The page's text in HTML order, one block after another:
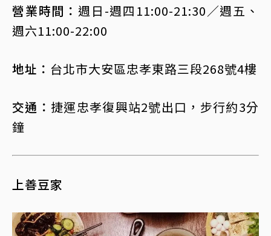
營業時間： 週日-週四11:00-21:30／週五、
週六11:00-22:00
地址： 台北市大安區忠孝東路三段268號4樓
交通： 捷運忠孝復興站2號出口，步行約3分
鐘
上善豆家